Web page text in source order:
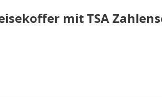
mit TSA